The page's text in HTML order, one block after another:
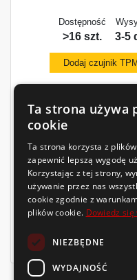
Dostępność
>16 szt. 3-5
Dodaj czujnik
Zobacz
Ta strona używa
cookie
Ta strona korzysta z
zapewnić lepszą wygodę
Korzystając z tej strony,
używanie przez nas
cookie zgodnie z
plików cookie. Dowiedz się
NIEZBĘDNE
WYDAJNOŚĆ